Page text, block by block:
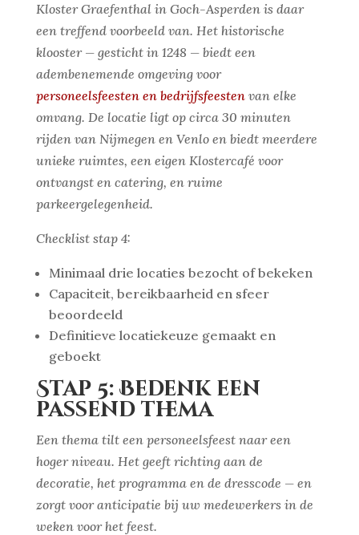
Kloster Graefenthal in Goch-Asperden is daar
een treffend voorbeeld van. Het historische
klooster — gesticht in 1248 — biedt een
adembenemende omgeving voor
personeelsfeesten en bedrijfsfeestenvan elke
omvang. De locatie ligt op circa 30 minuten
rijden van Nijmegen en Venlo en biedt meerdere
unieke ruimtes, een eigen Klostercafé voor
ontvangst en catering, en ruime
parkeergelegenheid.
Checklist stap 4:
Minimaal drie locaties bezocht of bekeken
Capaciteit, bereikbaarheid en sfeer
beoordeeld
Definitieve locatiekeuze gemaakt en
geboekt
Stap 5: Bedenk een
passend thema
Een thema tilt een personeelsfeest naar een
hoger niveau. Het geeft richting aan de
decoratie, het programma en de dresscode — en
zorgt voor anticipatie bij uw medewerkers in de
weken voor het feest.